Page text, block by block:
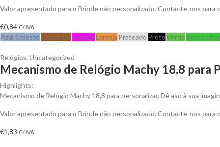
Valor apresentado para o Brinde não personalizado. Contacte-nos
€0,84 C/ IVA
Azul Celeste CastanhoFuchsiaLaranja Prateado PretoVerdeVerde Lima
Relógios, Uncategorized
Mecanismo de Relógio Machy 18,8 para
Highlights:
Mecanismo de Relógio Machy 18,8 para personalizar. Dê aso à sua
Valor apresentado para o Brinde não personalizado. Contacte-nos
€1,83 C/ IVA